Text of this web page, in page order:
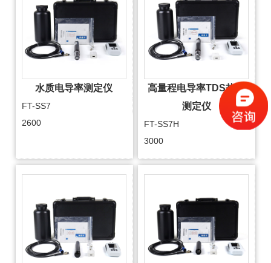
水质电导率测定仪
FT-SS7
2600
高量程电导率TDS盐度
测定仪
FT-SS7H
3000